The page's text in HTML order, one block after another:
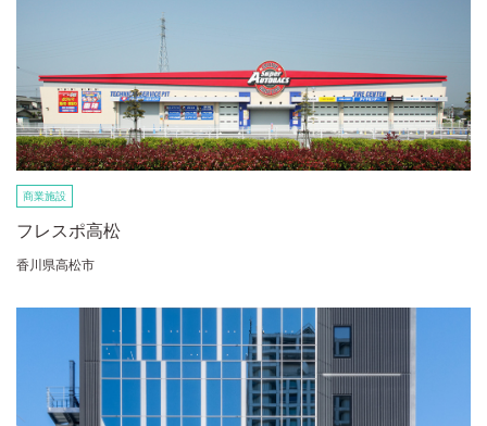
商業施設
フレスポ高松
香川県高松市